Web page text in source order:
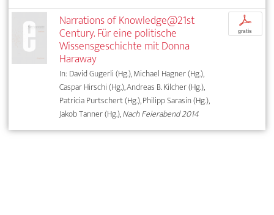
Narrations of Knowledge@21st
Century. Für eine politische
Wissensgeschichte mit Donna
Haraway
In: David Gugerli (Hg.), Michael Hagner (Hg.),
Caspar Hirschi (Hg.), Andreas B. Kilcher (Hg.),
Patricia Purtschert (Hg.), Philipp Sarasin (Hg.),
Jakob Tanner (Hg.),Nach Feierabend 2014
p
gratis